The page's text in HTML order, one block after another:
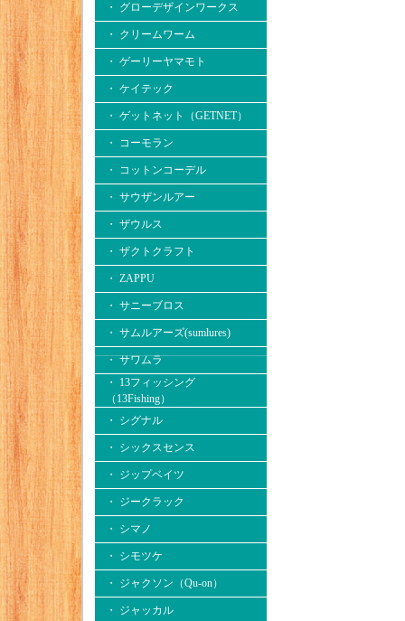
・ グローデザインワークス
・ クリームワーム
・ ゲーリーヤマモト
・ ケイテック
・ ゲットネット（GETNET）
・ コーモラン
・ コットンコーデル
・ サウザンルアー
・ ザウルス
・ ザクトクラフト
・ ZAPPU
・ サニーブロス
・ サムルアーズ(sumlures)
・ サワムラ
・ 13フィッシング
（13Fishing）
・ シグナル
・ シックスセンス
・ ジップベイツ
・ ジークラック
・ シマノ
・ シモツケ
・ ジャクソン（Qu-on）
・ ジャッカル